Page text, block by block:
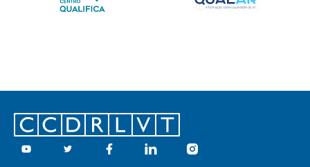
Footer
Youtube Twitter Facebook Linkedin Instagram